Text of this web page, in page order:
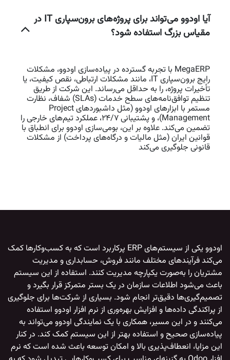
آیا اودوو می‌تواند برای پروژه‌های برون‌سپاری IT در
مقیاس بزرگ استفاده شود؟
MegaERP با تجربه گسترده در پیاده‌سازی اودوو، مشکلات
رایج برون‌سپاری IT، مانند مشکلات ارتباطی، نقص کیفیت، یا
تأخیرات پروژه، را به حداقل می‌رساند. این شرکت از طریق
تنظیم توافق‌نامه‌های سطح خدمات (SLAs) شفاف، نظارت
مستمر با ابزارهای اودوو (مثل داشبوردهای Project
Management)، و پشتیبانی 24/7، عملکرد تیم‌های خارجی را
تضمین می‌کند. علاوه بر این، بومی‌سازی اودوو برای انطباق با
قوانین ایران (مثل مالیات و درگاه‌های پرداخت) از مشکلات
قانونی جلوگیری می‌کند
اودوو
یکی از سیستم‌های ERP پرکاربرد است که به کسب‌وکارها کمک
می‌کند فرآیندهای مختلف مانند فروش، حسابداری و مدیریت
مشتریان را به‌صورت یکپارچه مدیریت کنند. استفاده از این سیستم
باعث می‌شود اطلاعات سازمان در یک بستر متمرکز قرار بگیرد و
تصمیم‌گیری‌ها دقیق‌تر انجام شود. بسیاری از شرکت‌ها برای جلوگیری
از پراکندگی داده‌ها و افزایش بهره‌وری از نرم افزار اودوو استفاده
می‌کنند و در این مسیر، همکاری با یک نمایندگی اودوو می‌تواند به
پیاده‌سازی صحیح و استفاده بهتر از این سیستم کمک کند. در کنار
این مزایا، انعطاف‌پذیری بالا و امکان توسعه باعث شده است که نرم